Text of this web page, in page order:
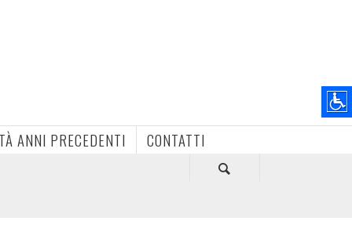
ANNI PRECEDENTI CONTATTI